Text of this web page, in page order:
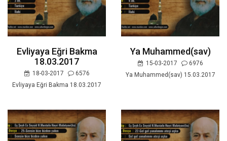
Evliyaya Eğri Bakma
18.03.2017
18-03-2017
6576
Evliyaya Eğri Bakma 18.03.2017
Ya Muhammed(sav)
15-03-2017
6976
Ya Muhammed(sav) 15.03.2017